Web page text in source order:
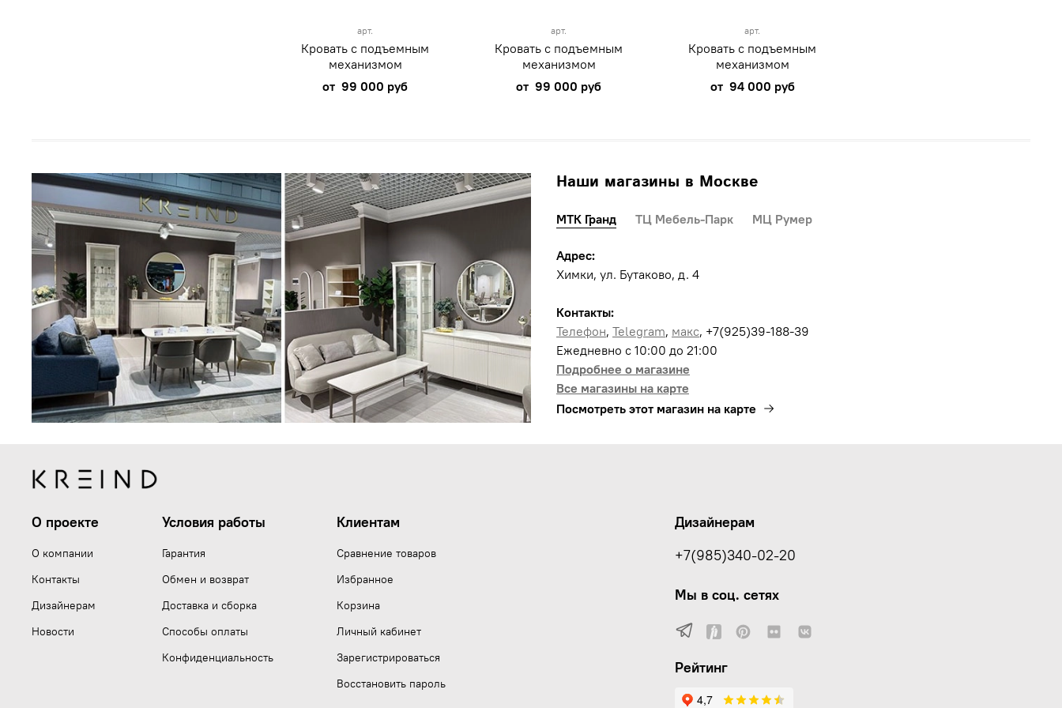
арт.
Кровать с подъемным
механизмом
от 99 000 руб
арт.
Кровать с подъемным
механизмом
от 99 000 руб
арт.
Кровать с подъемным
механизмом
от 94 000 руб
Наши магазины в Москве
МТК Гранд ТЦ Мебель-Парк МЦ Румер
Адрес:
Химки, ул. Бутаково, д. 4
Контакты:
Телефон, Telegram, макс, +7(925)39-188-39
Ежедневно с 10:00 до 21:00
Подробнее о магазине
Все магазины на карте
Посмотреть этот магазин на карте
О проекте
О компании
Контакты
Дизайнерам
Новости
Условия работы
Гарантия
Обмен и возврат
Доставка и сборка
Способы оплаты
Конфиденциальность
Клиентам
Сравнение товаров
Избранное
Корзина
Личный кабинет
Зарегистрироваться
Восстановить пароль
Дизайнерам
+7(985)340-02-20
Мы в соц. сетях
Рейтинг